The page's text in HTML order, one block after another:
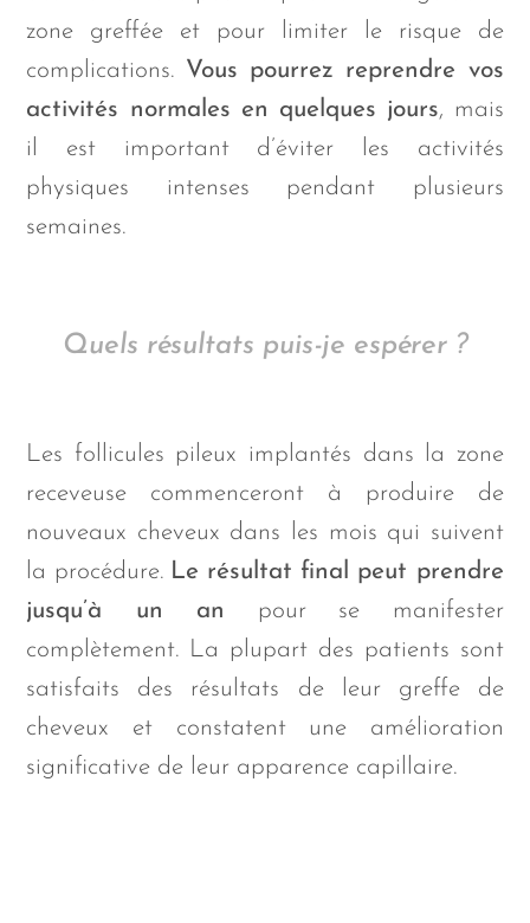
zone greffée et pour limiter le risque de
complications. Vous pourrez reprendre vos
activités normales en quelques jours, mais
il est important d’éviter les activités
physiques intenses pendant plusieurs
semaines.
Quels résultats puis-je espérer ?
Les follicules pileux implantés dans la zone
receveuse commenceront à produire de
nouveaux cheveux dans les mois qui suivent
la procédure. Le résultat final peut prendre
jusqu’à un an
pour se manifester
complètement. La plupart des patients sont
satisfaits des résultats de leur greffe de
cheveux et constatent une amélioration
significative de leur apparence capillaire.